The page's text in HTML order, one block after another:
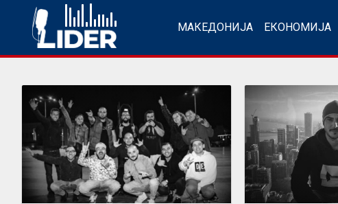
МАКЕДОНИЈА ЕКОНОМИЈА